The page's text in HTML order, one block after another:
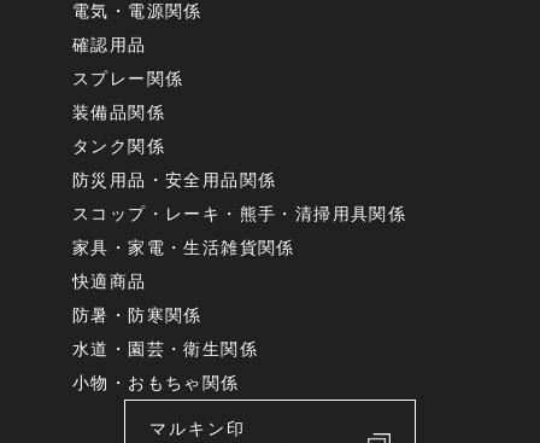
電気・電源関係
確認用品
スプレー関係
装備品関係
タンク関係
防災用品・安全用品関係
スコップ・レーキ・熊手・清掃用具関係
家具・家電・生活雑貨関係
快適商品
防暑・防寒関係
水道・園芸・衛生関係
小物・おもちゃ関係
マルキン印